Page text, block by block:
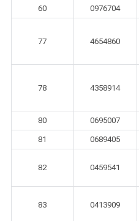
60 0976704
77 4654860
78 4358914
80
0695007
81 0689405
82 0459541
83 0413909